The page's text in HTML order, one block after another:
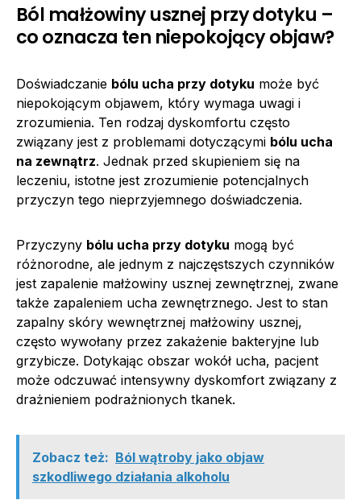
Ból małżowiny usznej przy dotyku –
co oznacza ten niepokojący objaw?
Doświadczanie bólu ucha przy dotyku może być
niepokojącym objawem, który wymaga uwagi i
zrozumienia. Ten rodzaj dyskomfortu często
związany jest z problemami dotyczącymi bólu ucha
na zewnątrz. Jednak przed skupieniem się na
leczeniu, istotne jest zrozumienie potencjalnych
przyczyn tego nieprzyjemnego doświadczenia.
Przyczyny bólu ucha przy dotyku mogą być
różnorodne, ale jednym z najczęstszych czynników
jest zapalenie małżowiny usznej zewnętrznej, zwane
także zapaleniem ucha zewnętrznego. Jest to stan
zapalny skóry wewnętrznej małżowiny usznej,
często wywołany przez zakażenie bakteryjne lub
grzybicze. Dotykając obszar wokół ucha, pacjent
może odczuwać intensywny dyskomfort związany z
drażnieniem podrażnionych tkanek.
Zobacz też: Ból wątroby jako objaw
szkodliwego działania alkoholu